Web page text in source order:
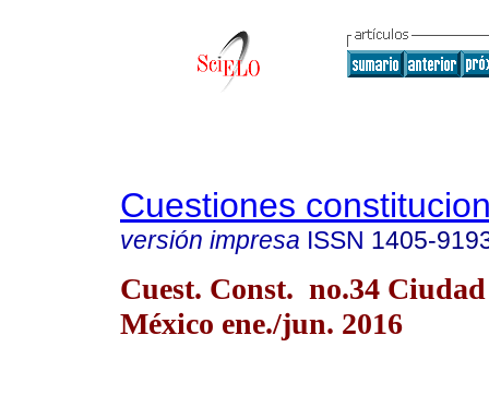
Cuestiones
versión impresa ISSN 1405-
Cuest. Const. no.34
México ene./jun. 2016